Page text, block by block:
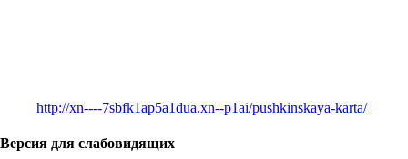
http://xn----7sbfk1ap5a1dua.xn--p1ai/pushkinskaya-karta/
Версия для слабовидящих